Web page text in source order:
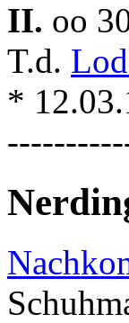
II. oo
T.d.
*